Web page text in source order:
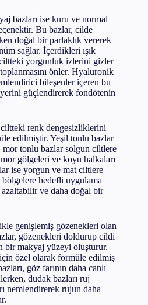
bazları ise kuru ve normal
Bu bazlar, cilde
doğal bir parlaklık vererek
sağlar. İçerdikleri ışık
ciltteki yorgunluk izlerini gizler
önler. Hyaluronik
bileşenler içeren bu
güçlendirerek fondötenin
renk dengesizliklerini
edilmiştir. Yeşil tonlu bazlar
mor tonlu bazlar solgun ciltlere
gölgeleri ve koyu halkaları
ise yorgun ve mat ciltlere
bölgelere hedefli uygulama
azaltabilir ve daha doğal bir
genişlemiş gözenekleri olan
gözenekleri doldurup cildi
bir makyaj yüzeyi oluşturur.
özel olarak formüle edilmiş
göz farının daha canlı
dudak bazları ruj
nemlendirerek rujun daha